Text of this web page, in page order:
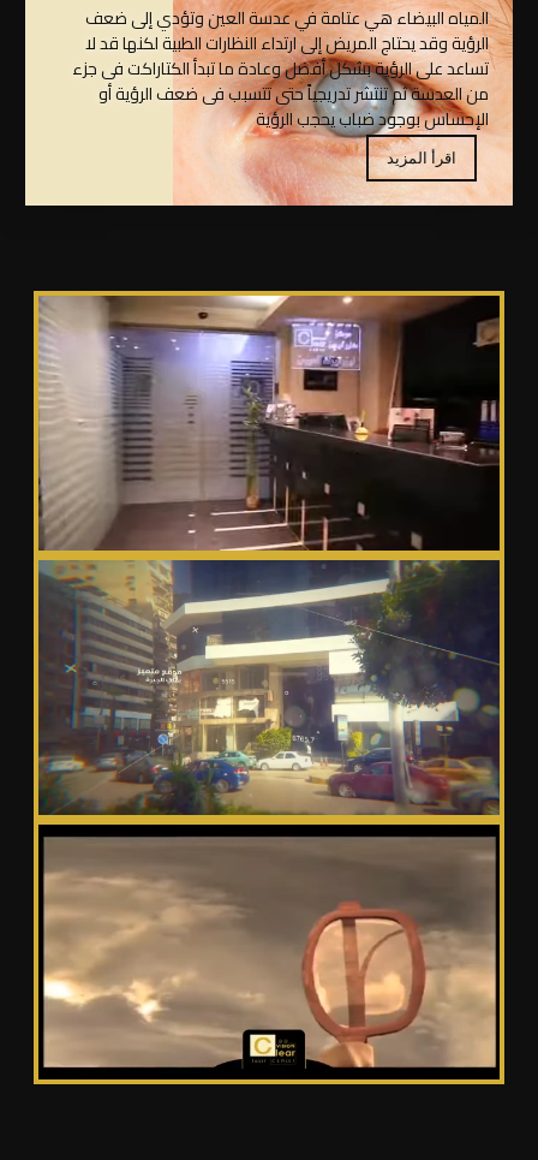
المياه البيضاء هي عتامة في عدسة العين وتؤدي إلى ضعف
الرؤية وقد يحتاج المريض إلى ارتداء النظارات الطبية لكنها قد لا
تساعد على الرؤية بشكل أفضل وعادة ما تبدأ الكتاراكت فى جزء
من العدسة ثم تنتشر تدريجياً حتى تتسبب فى ضعف الرؤية أو
الإحساس بوجود ضباب يحجب الرؤية
اقرأ المزيد